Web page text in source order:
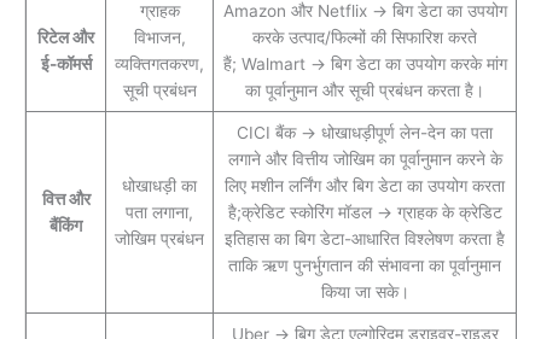
रिटेल और
ई-कॉमर्स
ग्राहक
विभाजन,
व्यक्तिगतकरण,
सूची प्रबंधन
Amazon और Netflix → बिग डेटा का उपयोग
करके उत्पाद/फिल्मों की सिफारिश करते
हैं; Walmart → बिग डेटा का उपयोग करके मांग
का पूर्वानुमान और सूची प्रबंधन करता है।
वित्त और
बैंकिंग
धोखाधड़ी का
पता लगाना,
जोखिम प्रबंधन
CICI बैंक → धोखाधड़ीपूर्ण लेन-देन का पता
लगाने और वित्तीय जोखिम का पूर्वानुमान करने के
लिए मशीन लर्निंग और बिग डेटा का उपयोग करता
है;क्रेडिट स्कोरिंग मॉडल → ग्राहक के क्रेडिट
इतिहास का बिग डेटा-आधारित विश्लेषण करता है
ताकि ऋण पुनर्भुगतान की संभावना का पूर्वानुमान
किया जा सके।
Uber → बिग डेटा एल्गोरिदम ड्राइवर-राइडर